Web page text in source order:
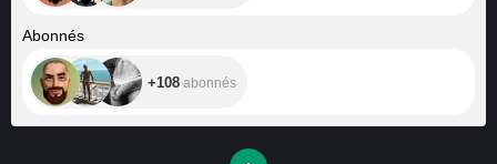
Abonnés
+108 abonnés